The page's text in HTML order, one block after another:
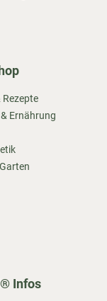
Ernährung
Infos